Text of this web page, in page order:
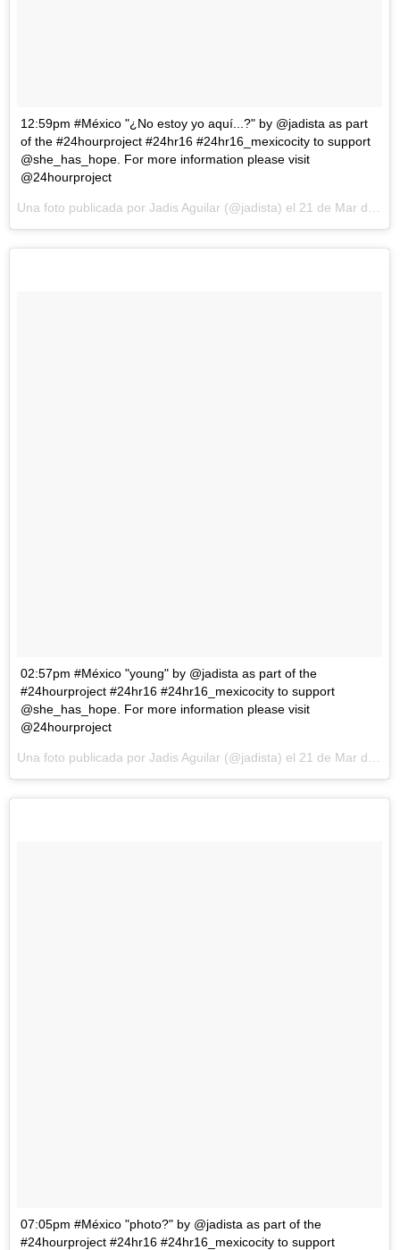
12:59pm #México "¿No estoy yo aquí...?" by @jadista as part
of the #24hourproject #24hr16 #24hr16_mexicocity to support
@she_has_hope. For more information please visit
@24hourproject
Una foto publicada por Jadis Aguilar (@jadista) el 21 de Mar de 2016 a la(s) 5:01 PDT
02:57pm #México "young" by @jadista as part of the
#24hourproject #24hr16 #24hr16_mexicocity to support
@she_has_hope. For more information please visit
@24hourproject
Una foto publicada por Jadis Aguilar (@jadista) el 21 de Mar de 2016 a la(s) 5:09 PDT
07:05pm #México "photo?" by @jadista as part of the
#24hourproject #24hr16 #24hr16_mexicocity to support